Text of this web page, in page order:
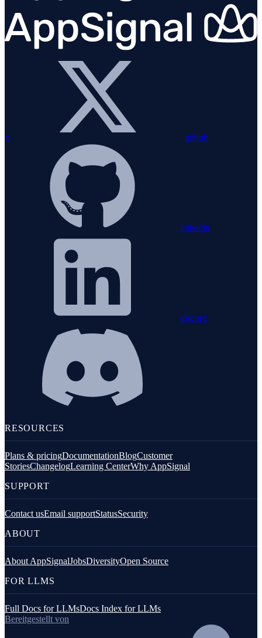
x github
linkedin
discord
RESOURCES
Plans & pricingDocumentationBlogCustomer
StoriesChangelogLearning CenterWhy AppSignal
SUPPORT
Contact usEmail supportStatusSecurity
ABOUT
About AppSignalJobsDiversityOpen Source
FOR LLMS
Full Docs for LLMsDocs Index for LLMs
Bereitgestellt von